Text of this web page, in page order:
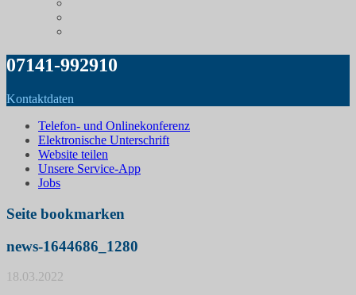
07141-992910
Kontaktdaten
Telefon- und Onlinekonferenz
Elektronische Unterschrift
Website teilen
Unsere Service-App
Jobs
Seite bookmarken
news-1644686_1280
18.03.2022